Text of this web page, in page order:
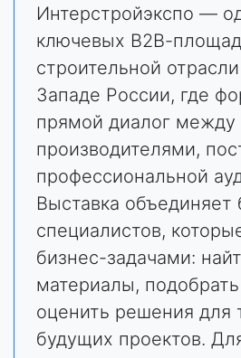
Интерстройэкспо —
ключевых В2В-
строительной
Западе России, где
прямой диалог между
производителями,
профессиональной
Выставка объединяет
специалистов,
бизнес-задачами:
материалы,
оценить решения для
будущих проектов.